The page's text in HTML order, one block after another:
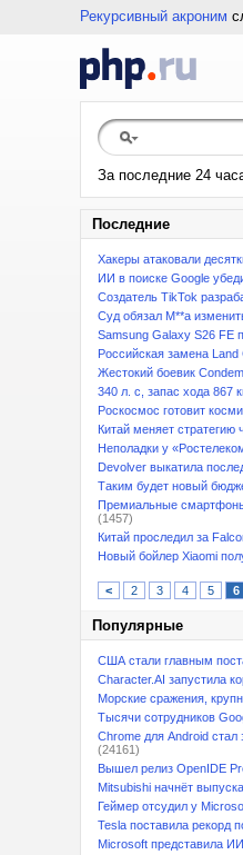
Рекурсивный акроним
За последние 24
Последние
Хакеры атаковали
ИИ в поиске Google
Создатель TikTok
Суд обязал M**a
Samsung Galaxy S26 FE
Российская замена Land
Жестокий боевик
340 л. с, запас хода 867
Роскосмос готовит
Китай меняет стратегию
Неполадки у
Devolver выкатила
Таким будет новый
Премиальные
(1457)
Китай проследил за
Новый бойлер Xiaomi
< 2 3 4 5 6
Популярные
США стали главным
Character.AI запустила
Морские сражения,
Тысячи сотрудников
Chrome для Android стал
(24161)
Вышел релиз OpenIDE
Mitsubishi начнёт
Геймер отсудил у
Tesla поставила рекорд
Microsoft представила